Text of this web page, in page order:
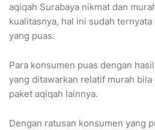
aqiqah Surabaya nikmat dan
kualitasnya, hal ini sudah
yang puas.
Para konsumen puas dengan
yang ditawarkan relatif murah
paket aqiqah lainnya.
Dengan ratusan konsumen yang